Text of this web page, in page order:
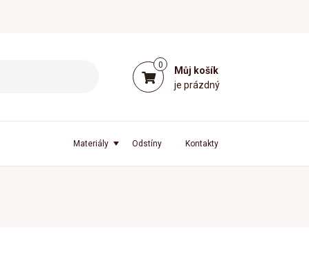
0
Můj košík
je prázdný
Kontakty
Odstíny
Materiály